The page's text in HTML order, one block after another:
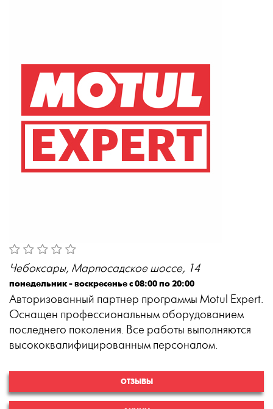
Чебоксары, Марпосадское шоссе, 14
понедельник - воскресенье с 08:00 по 20:00
Авторизованный партнер программы Motul Expert.
Оснащен профессиональным оборудованием
последнего поколения. Все работы выполняются
высококвалифицированным персоналом.
ОТЗЫВЫ